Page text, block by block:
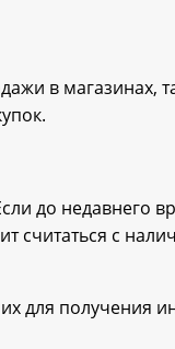
в магазинах,
до недавнего
считаться с
для получения